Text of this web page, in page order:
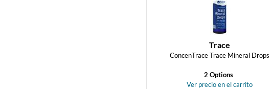
Trace
ConcenTrace Trace Mineral Drops
2 Options
Ver precio en el carrito